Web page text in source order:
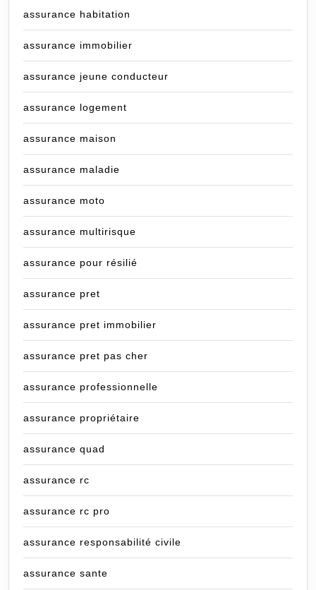
assurance habitation
assurance immobilier
assurance jeune conducteur
assurance logement
assurance maison
assurance maladie
assurance moto
assurance multirisque
assurance pour résilié
assurance pret
assurance pret immobilier
assurance pret pas cher
assurance professionnelle
assurance propriétaire
assurance quad
assurance rc
assurance rc pro
assurance responsabilité civile
assurance sante